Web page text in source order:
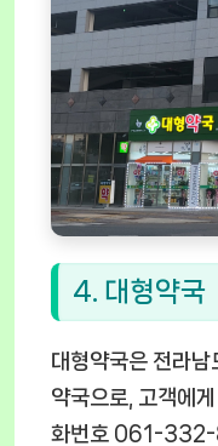
4. 대형약국
대형약국은 전라
약국으로, 고객에
화번호 061-332-